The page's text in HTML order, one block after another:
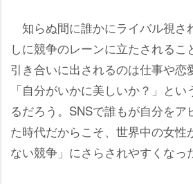
知らぬ間に誰かにライバル視さ
しに競争のレーンに立たされるこ
引き合いに出されるのは仕事や恋
「自分がいかに美しいか？」と
るだろう。SNSで誰もが自分をア
た時代だからこそ、世界中の女性
ない競争」にさらされやすくなっ